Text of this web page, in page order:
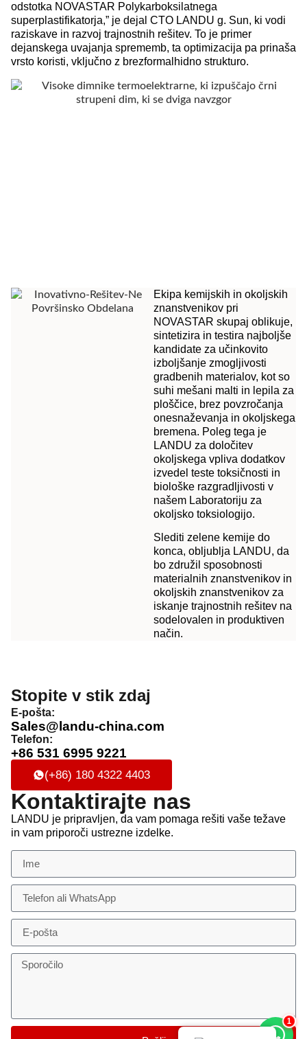
odstotka NOVASTAR Polykarboksilatnega
superplastifikatorja,” je dejal CTO LANDU g. Sun, ki vodi
raziskave in razvoj trajnostnih rešitev. To je primer
dejanskega uvajanja sprememb, ta optimizacija pa prinaša
vrsto koristi, vključno z brezformalhidno strukturo.
Ekipa kemijskih in okoljskih
znanstvenikov pri
NOVASTAR skupaj oblikuje,
sintetizira in testira najboljše
kandidate za učinkovito
izboljšanje zmogljivosti
gradbenih materialov, kot so
suhi mešani malti in lepila za
ploščice, brez povzročanja
onesnaževanja in okoljskega
bremena. Poleg tega je
LANDU za določitev
okoljskega vpliva dodatkov
izvedel teste toksičnosti in
biološke razgradljivosti v
našem Laboratoriju za
okoljsko toksiologijo.
Slediti zelene kemije do
konca, obljublja LANDU, da
bo združil sposobnosti
materialnih znanstvenikov in
okoljskih znanstvenikov za
iskanje trajnostnih rešitev na
sodelovalen in produktiven
način.
Stopite v stik zdaj
E-pošta:
Sales@landu-china.com
Telefon:
+86 531 6995 9221
(+86) 180 4322 4403
Kontaktirajte nas
LANDU je pripravljen, da vam pomaga rešiti vaše težave
in vam priporoči ustrezne izdelke.
1